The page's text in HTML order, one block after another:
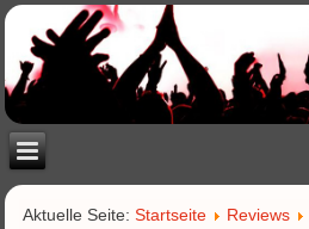
Aktuelle Seite:Startseite Reviews